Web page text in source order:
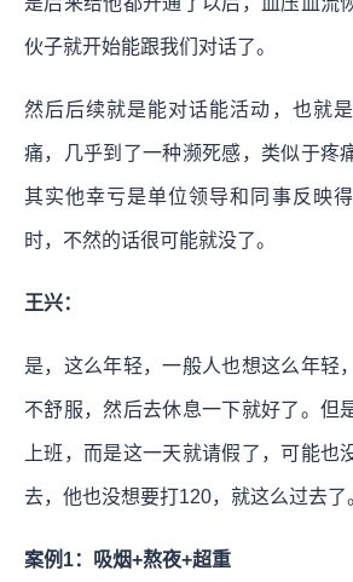
伙子就开始能跟我们对话了。
然后后续就是能对话能活动，也就
痛，几乎到了一种濒死感，类似于疼
其实他幸亏是单位领导和同事反映
时，不然的话很可能就没了。
王兴：
是，这么年轻，一般人也想这么年轻
不舒服，然后去休息一下就好了。但
上班，而是这一天就请假了，可能也
去，他也没想要打120，就这么过去了
案例1：吸烟+熬夜+超重